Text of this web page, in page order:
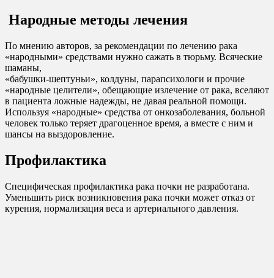
Народные методы лечения
По мнению авторов, за рекомендации по лечению рака
«народными» средствами нужно сажать в тюрьму. Всяческие
шаманы,
«бабушки-шептуньи», колдуны, парапсихологи и прочие
«народные целители», обещающие излечение от рака, вселяют
в пациента ложные надежды, не давая реальной помощи.
Используя «народные» средства от онкозаболевания, больной
человек только теряет драгоценное время, а вместе с ним и
шансы на выздоровление.
Профилактика
Специфическая профилактика рака почки не разработана.
Уменьшить риск возникновения рака почки может отказ от
курения, нормализация веса и артериального давления.